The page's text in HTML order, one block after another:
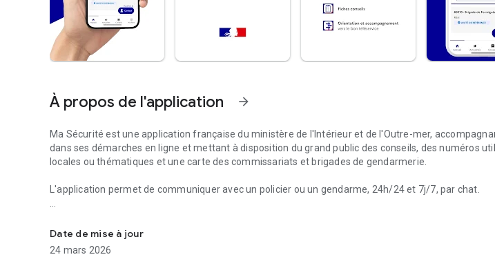
À propos de l'application arrow_forward
Ma Sécurité est une application française du ministère de l'Intérieur et de l'Outre-mer,
dans ses démarches en ligne et mettant à disposition du grand public des conseils, des numéros
locales ou thématiques et une carte des commissariats et brigades de gendarmerie.
L'application permet de communiquer avec un policier ou un gendarme, 24h/24 et 7j/7, par chat.
dématérialisée, qu'il s'agisse d'un vol, de violences, d'une arnaque au harcèlement ou encore d'une
bancaire (Thésée , Perceval, Pharos ...)
Date de mise à jour
24 mars 2026